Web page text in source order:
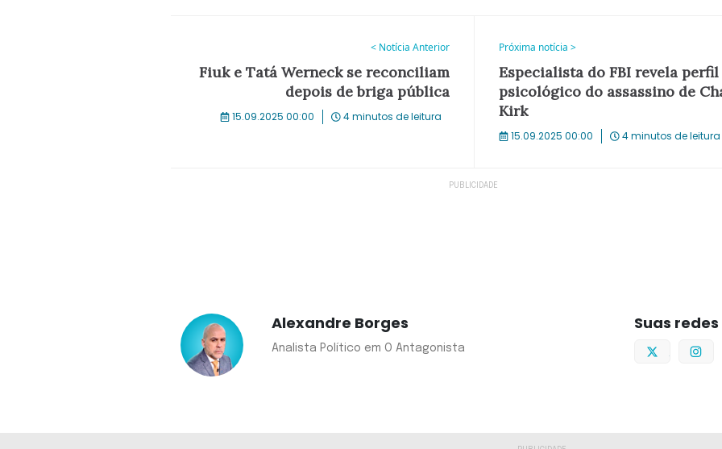
< Notícia Anterior
Fiuk e Tatá Werneck se reconciliam
depois de briga pública
15.09.2025 00:00 4 minutos de leitura
Próxima notícia >
Especialista do FBI revela perfil
psicológico do assassino de
Kirk
15.09.2025 00:00 4 minutos de leitura
Alexandre Borges
Analista Político em O Antagonista
Suas redes
Twitter